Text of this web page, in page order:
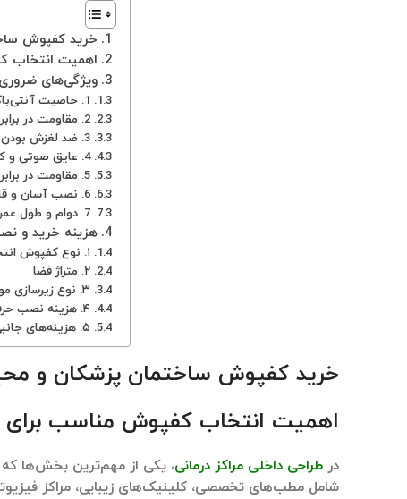
خرید کفپوش
اهمیت انتخاب
ویژگی‌های
1. خاصیت آنتی‌باکتریال و ضدعفونی‌پذیری بالا
2. مقاومت در برابر سایش و ضربه
3. ضد لغزش بودن
4. عایق صوتی و کاهش‌دهنده صدا
5. مقاومت در برابر مواد شیمیایی و لکه‌پذیری کم
6. نصب آسان و قابلیت یکپارچگی بالا
7. دوام و طول عمر بالا
هزینه خرید و
۱. نوع کفپوش انتخابی
۲. متراژ فضا
۳. نوع زیرسازی مورد نیاز
۴. هزینه نصب حرفه‌ای
۵. هزینه‌های جانبی
خرید کفپوش ساختمان پزشکان و
اهمیت انتخاب کفپوش مناسب برای
در طراحی داخلی مراکز درمانی، یکی از مهم‌ترین بخش‌ها که
شامل مطب‌های تخصصی، کلینیک‌های زیبایی، مراکز